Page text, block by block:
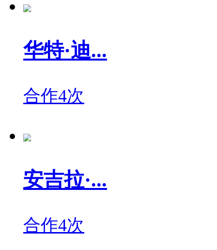
华特·迪...
合作4次
安吉拉·...
合作4次